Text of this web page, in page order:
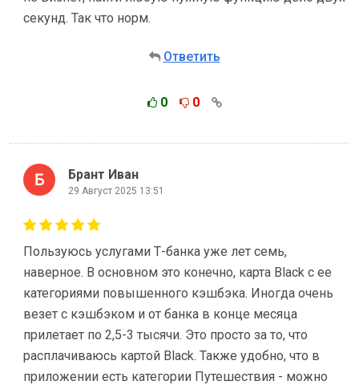
секунд. Так что норм.
Ответить
0 0
Брант Иван
29 Август 2025 13:51
Пользуюсь услугами Т-банка уже лет семь,
наверное. В основном это конечно, карта Black с ее
категориями повышенного кэшбэка. Иногда очень
везет с кэшбэком и от банка в конце месяца
прилетает по 2,5-3 тысячи. Это просто за то, что
расплачиваюсь картой Black. Также удобно, что в
приложении есть категории Путешествия - можно